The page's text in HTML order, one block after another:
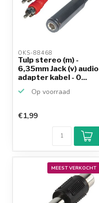
OKS-88468
Tulp stereo (m) -
6,35mm Jack (v) audio
adapter kabel - 0...
Op voorraad
€1,99
MEEST VERKOCHT